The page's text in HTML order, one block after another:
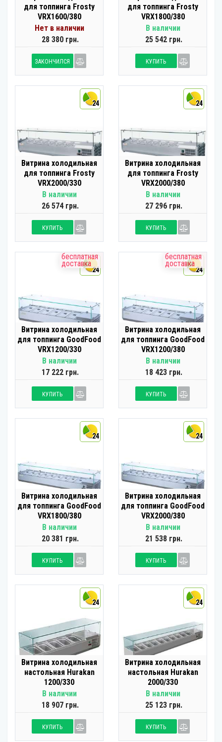
для топпинга Frosty
VRX1600/380
Нет в наличии
28 380 грн.
ЗАКОНЧИЛСЯ
для топпинга Frosty
VRX1800/380
В наличии
25 542 грн.
КУПИТЬ
24
Витрина холодильная
для топпинга Frosty
VRX2000/330
В наличии
26 574 грн.
КУПИТЬ
24
Витрина холодильная
для топпинга Frosty
VRX2000/380
В наличии
27 296 грн.
КУПИТЬ
бесплатная
доставка
24
Витрина холодильная
для топпинга GoodFood
VRX1200/330
В наличии
17 222 грн.
КУПИТЬ
бесплатная
доставка
24
Витрина холодильная
для топпинга GoodFood
VRX1200/380
В наличии
18 423 грн.
КУПИТЬ
24
Витрина холодильная
для топпинга GoodFood
VRX1800/380
В наличии
20 381 грн.
КУПИТЬ
24
Витрина холодильная
для топпинга GoodFood
VRX2000/380
В наличии
21 538 грн.
КУПИТЬ
24
Витрина холодильная
настольная Hurakan
1200/330
В наличии
18 907 грн.
КУПИТЬ
24
Витрина холодильная
настольная Hurakan
2000/330
В наличии
25 123 грн.
КУПИТЬ